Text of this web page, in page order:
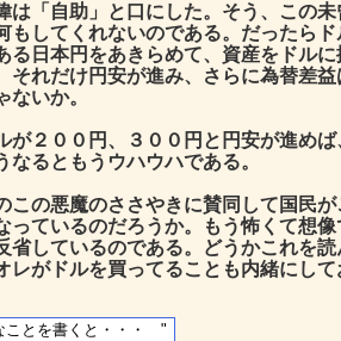
「自助」と口にした。そう、この
もしてくれないのである。だったら
る日本円をあきらめて、資産をドル
それだけ円安が進み、さらに為替差
ないか。
２００円、３００円と円安が進め
なるともうウハウハである。
の悪魔のささやきに賛同して国民
っているのだろうか。もう怖くて想
省しているのである。どうかこれを
レがドルを買ってることも内緒にし